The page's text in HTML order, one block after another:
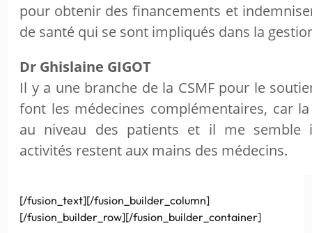
pour obtenir des financements et
de santé qui se sont impliqués dans la
Dr Ghislaine GIGOT
Il y a une branche de la CSMF pour le
font les médecines complémentaires, car
au niveau des patients et il me semble
activités restent aux mains des médecins.
[/fusion_text][/fusion_builder_column]
[/fusion_builder_row][/fusion_builder_container]